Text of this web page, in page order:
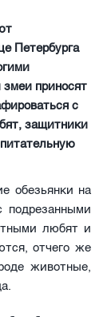
Петербурга
приносят
с
защитники
обезьянки на
подрезанными
любят и
отчего же
животные,